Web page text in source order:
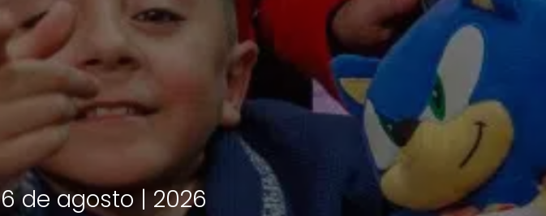
¡Ya tenemos fecha!